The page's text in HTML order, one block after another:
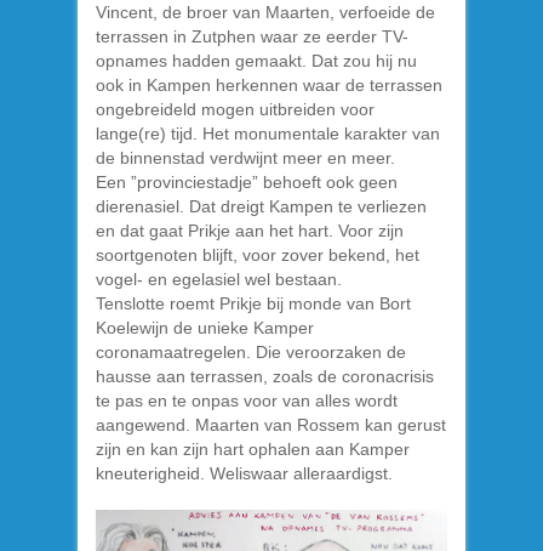
Vincent, de broer van Maarten, verfoeide de
terrassen in Zutphen waar ze eerder TV-
opnames hadden gemaakt. Dat zou hij nu
ook in Kampen herkennen waar de terrassen
ongebreideld mogen uitbreiden voor
lange(re) tijd. Het monumentale karakter van
de binnenstad verdwijnt meer en meer.
Een ”provinciestadje” behoeft ook geen
dierenasiel. Dat dreigt Kampen te verliezen
en dat gaat Prikje aan het hart. Voor zijn
soortgenoten blijft, voor zover bekend, het
vogel- en egelasiel wel bestaan.
Tenslotte roemt Prikje bij monde van Bort
Koelewijn de unieke Kamper
coronamaatregelen. Die veroorzaken de
hausse aan terrassen, zoals de coronacrisis
te pas en te onpas voor van alles wordt
aangewend. Maarten van Rossem kan gerust
zijn en kan zijn hart ophalen aan Kamper
kneuterigheid. Weliswaar alleraardigst.